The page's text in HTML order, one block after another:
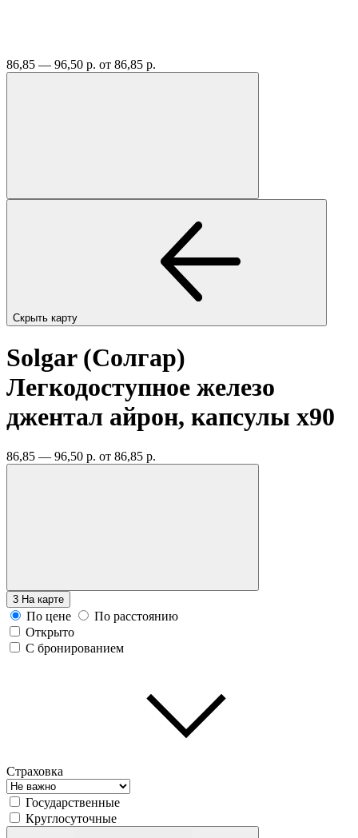
86,85 — 96,50 р. от 86,85 р.
Скрыть карту
Solgar (Солгар)
Легкодоступное железо
джентал айрон, капсулы x90
86,85 — 96,50 р. от 86,85 р.
3 На карте
По цене
По расстоянию
Открыто
С бронированием
Страховка
Государственные
Круглосуточные